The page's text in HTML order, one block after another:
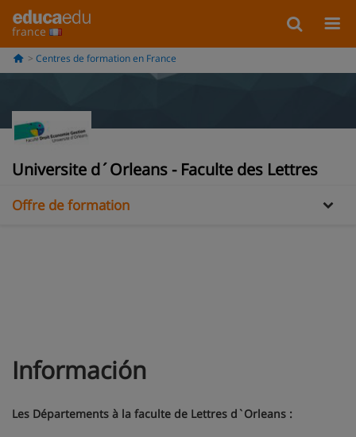
france
Centres de formation en France
Universite d´Orleans - Faculte des Lettres
Information
Offre de formation
Información
Les Départements à la faculte de Lettres d`Orleans :